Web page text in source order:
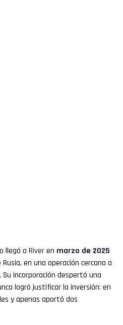
llegó a Riveren marzo de 2025
en una operación cercana a
. Su incorporación despertó una
logró justificar la inversión: en
y apenas aportó dos